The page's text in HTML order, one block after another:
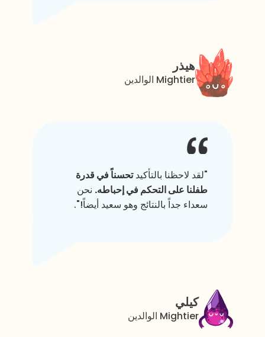
هيذر
Mightier الوالدين
"لقد لاحظنا بالتأكيدتحسناً في قدرة
طفلنا على التحكم في إحباطه. نحن
سعداء جداً بالنتائج وهو سعيد أيضاً!".
كيلي
Mightier الوالدين